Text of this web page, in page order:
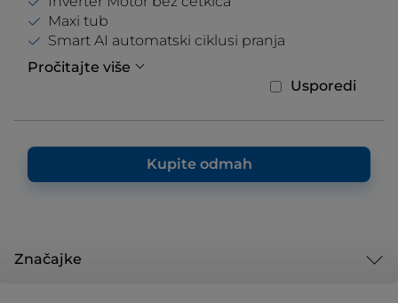
Maxi tub
Smart AI automatski ciklusi pranja
Pročitajte više
Usporedi
Kupite odmah
Značajke